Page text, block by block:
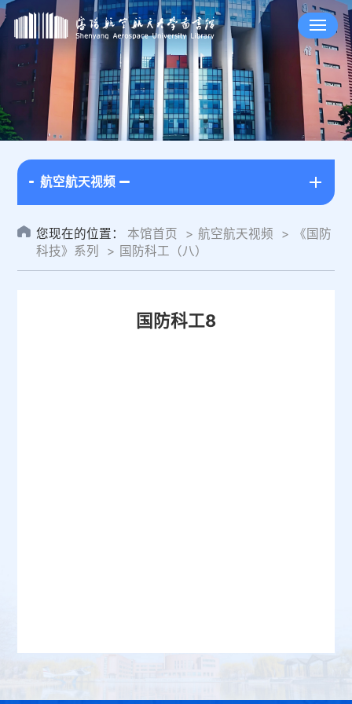
航空航天视频
您现在的位置： 本馆首页 航空航天视频
《国防
科技》系列
国防科工（八）
国防科工8